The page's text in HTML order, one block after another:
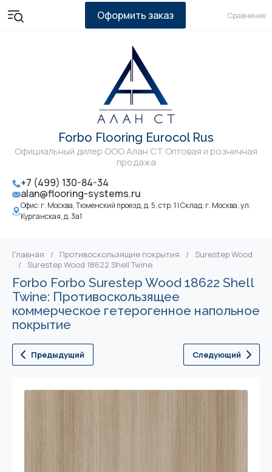
Forbo Flooring Eurocol Rus
Официальный дилер ООО Алан СТ Оптовая и розничная
продажа
Оформить заказ
+7 (499) 130-84-34
alan@flooring-systems.ru
Офис: г. Москва, Тюменский проезд, д. 5, стр. 1 | Склад: г. Москва, ул.
Курганская, д. 3а1
Сравнение
Главная / Противоскользящие покрытия /
Surestep Wood
/
Surestep Wood 18622 Shell Twine
Forbo Forbo Surestep Wood 18622 Shell
Twine: Противоскользящее
коммерческое гетерогенное напольное
покрытие
Предыдущий Следующий